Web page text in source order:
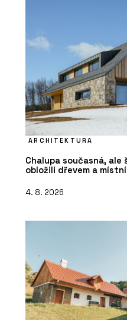
ARCHITEKTURA
Chalupa současná,
obložili dřevem a
4. 8. 2026